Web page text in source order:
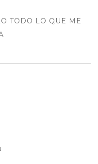
TODO LO QUE ME